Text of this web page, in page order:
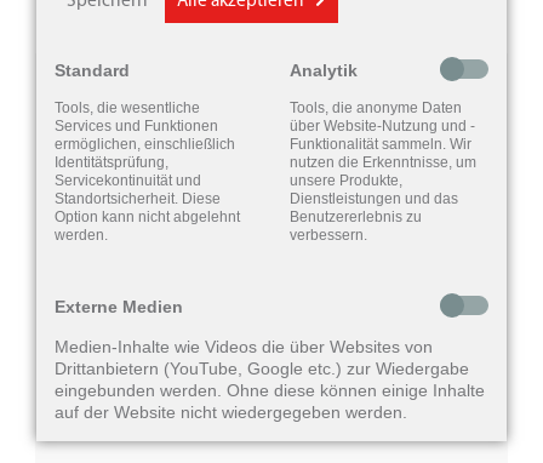
Anwendungsgebiete
Hörgeräte-Zubehör
Standardlösungen
individuell angepassten
Aufgrund Ihrer aktuellen Cookie-
Einstellungen können externe Inhalte
wie z.B. über YouTube eingebundene
Videos, Kartenelemente von
Aktivieren Sie "Externe Inhalte" in
den Cookie-Einstellungen, um die
Inhalte anzuzeigen.
Standard
Tools, die wesentliche
Services und Funktionen
ermöglichen, einschließlich
Identitätsprüfung,
Servicekontinuität und
Standortsicherheit. Diese
Option kann nicht abgelehnt
werden.
Analytik
Tools, die anonyme Daten
über Website-Nutzung und -
Funktionalität sammeln. Wir
nutzen die Erkenntnisse, um
unsere Produkte,
Dienstleistungen und das
Benutzererlebnis zu
verbessern.
Externe Medien
Medien-Inhalte wie Videos die über Websites von
Drittanbietern (YouTube, Google etc.) zur Wiedergabe
eingebunden werden. Ohne diese können einige Inhalte
auf der Website nicht wiedergegeben werden.